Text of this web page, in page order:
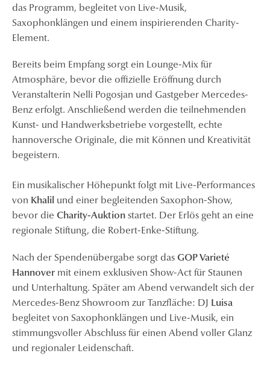
das Programm, begleitet von Live-Musik,
Saxophonklängen und einem inspirierenden Charity-
Element.
Bereits beim Empfang sorgt ein Lounge-Mix für
Atmosphäre, bevor die offizielle Eröffnung durch
Veranstalterin Nelli Pogosjan und Gastgeber Mercedes-
Benz erfolgt. Anschließend werden die teilnehmenden
Kunst- und Handwerksbetriebe vorgestellt, echte
hannoversche Originale, die mit Können und Kreativität
begeistern.
Ein musikalischer Höhepunkt folgt mit Live-Performances
von Khalil und einer begleitenden Saxophon-Show,
bevor die Charity-Auktion startet. Der Erlös geht an eine
regionale Stiftung, die Robert-Enke-Stiftung.
Nach der Spendenübergabe sorgt das GOP Varieté
Hannover mit einem exklusiven Show-Act für Staunen
und Unterhaltung. Später am Abend verwandelt sich der
Mercedes-Benz Showroom zur Tanzfläche: DJ Luisa
begleitet von Saxophonklängen und Live-Musik, ein
stimmungsvoller Abschluss für einen Abend voller Glanz
und regionaler Leidenschaft.